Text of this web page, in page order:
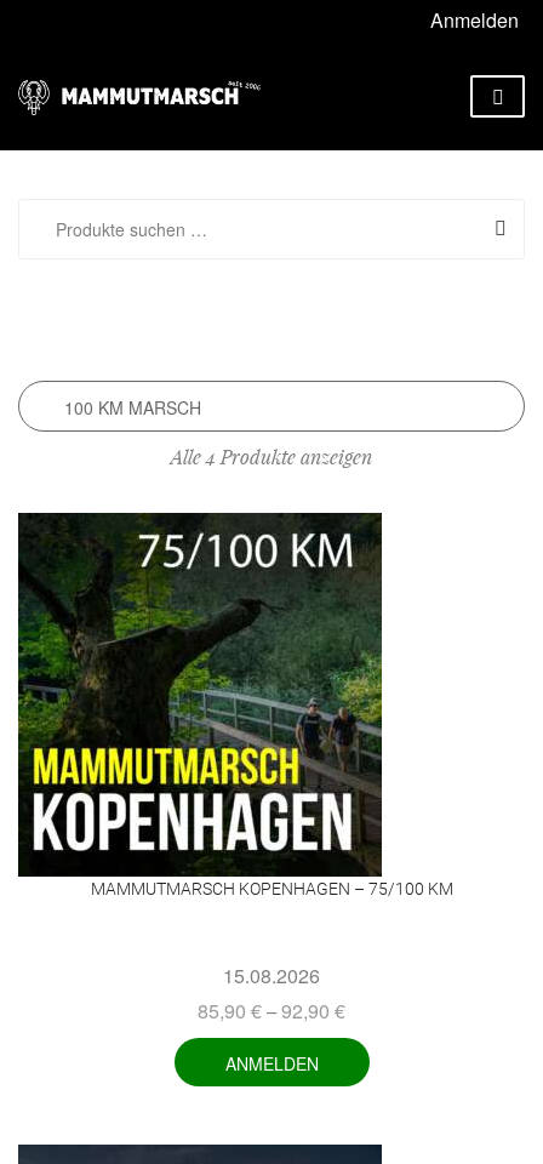
Anmelden
Alle 4 Produkte anzeigen
MAMMUTMARSCH KOPENHAGEN – 75/100 KM
15.08.2026
85,90 €–92,90 €
ANMELDEN